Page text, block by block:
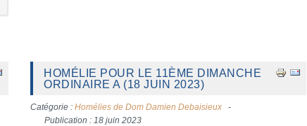
HOMÉLIE POUR LE 11ÈME DIMANCHE
ORDINAIRE A (18 JUIN 2023)
Catégorie :Homélies de Dom Damien Debaisieux
Publication : 18 juin 2023